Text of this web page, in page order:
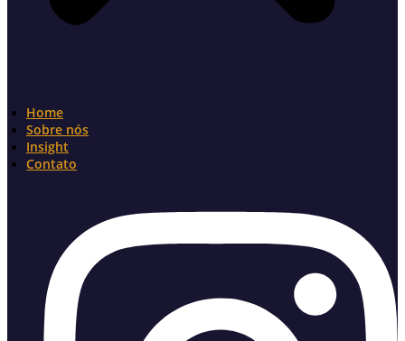
Home
Sobre nós
Insight
Contato